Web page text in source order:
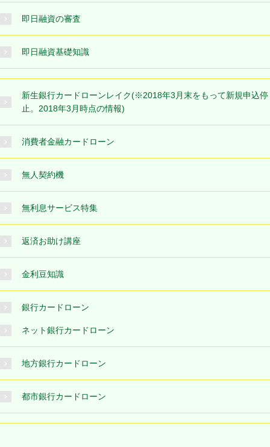
即日融資の審査
即日融資基礎知識
新生銀行カードローンレイク(※2018年3月末をもって新規申込停
止。2018年3月時点の情報)
消費者金融カードローン
無人契約機
無利息サービス特集
返済お助け講座
金利豆知識
銀行カードローン
ネット銀行カードローン
地方銀行カードローン
都市銀行カードローン